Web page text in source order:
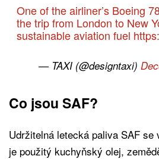
One of the airliner’s Boeing
the trip from London to New
sustainable aviation fuel
— TAXI (@designtaxi)
Co jsou SAF?
Udržitelná letecká paliva SAF
je použitý kuchyňský olej,